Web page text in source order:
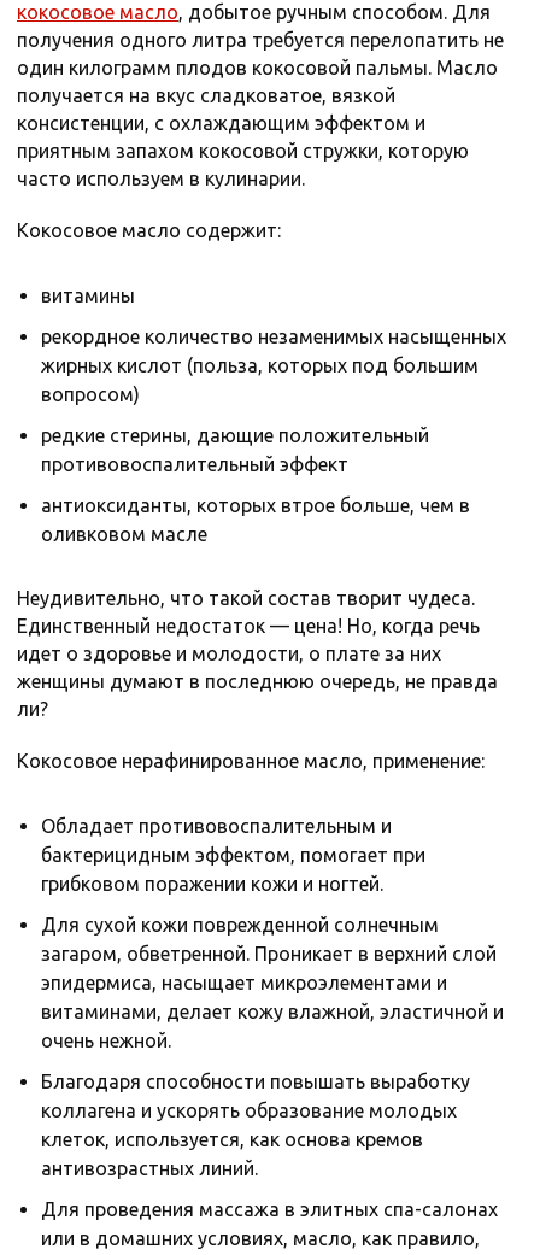
кокосовое масло, добытое ручным способом. Для
получения одного литра требуется перелопатить не
один килограмм плодов кокосовой пальмы. Масло
получается на вкус сладковатое, вязкой
консистенции, с охлаждающим эффектом и
приятным запахом кокосовой стружки, которую
часто используем в кулинарии.
Кокосовое масло содержит:
витамины
рекордное количество незаменимых насыщенных
жирных кислот (польза, которых под большим
вопросом)
редкие стерины, дающие положительный
противовоспалительный эффект
антиоксиданты, которых втрое больше, чем в
оливковом масле
Неудивительно, что такой состав творит чудеса.
Единственный недостаток — цена! Но, когда речь
идет о здоровье и молодости, о плате за них
женщины думают в последнюю очередь, не правда
ли?
Кокосовое нерафинированное масло, применение:
Обладает противовоспалительным и
бактерицидным эффектом, помогает при
грибковом поражении кожи и ногтей.
Для сухой кожи поврежденной солнечным
загаром, обветренной. Проникает в верхний слой
эпидермиса, насыщает микроэлементами и
витаминами, делает кожу влажной, эластичной и
очень нежной.
Благодаря способности повышать выработку
коллагена и ускорять образование молодых
клеток, используется, как основа кремов
антивозрастных линий.
Для проведения массажа в элитных спа-салонах
или в домашних условиях, масло, как правило,